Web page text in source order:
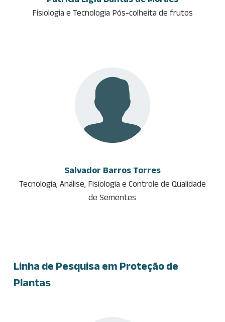
Fisiologia e Tecnologia Pós-colheita de frutos
Salvador Barros Torres
Tecnologia, Análise, Fisiologia e Controle de Qualidade
de Sementes
Linha de Pesquisa em Proteção de
Plantas